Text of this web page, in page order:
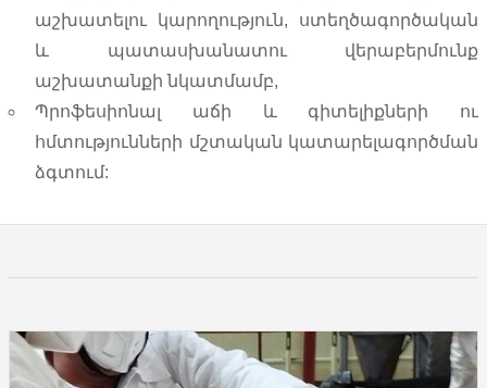
աշխատելու կարողություն, ստեղծագործական
և պատասխանատու վերաբերմունք
աշխատանքի նկատմամբ,
Պրոֆեսիոնալ աճի և գիտելիքների ու
հմտությունների մշտական կատարելագործման
ձգտում: